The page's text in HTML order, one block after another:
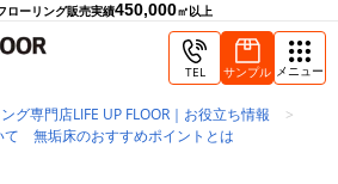
ローリング販売実績450,000㎡以上
TEL サンプル メニュー
グ専門店LIFE UP FLOOR｜お役立ち情報
て 無垢床のおすすめポイントとは